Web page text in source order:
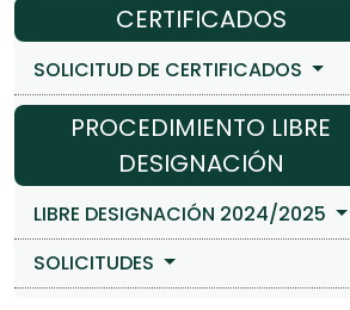
CERTIFICADOS
SOLICITUD DE CERTIFICADOS
PROCEDIMIENTO LIBRE
DESIGNACIÓN
LIBRE DESIGNACIÓN 2024/2025
SOLICITUDES